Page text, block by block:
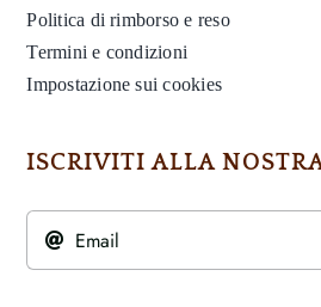
Politica di rimborso e reso
Termini e condizioni
Impostazione sui cookies
ISCRIVITI ALLA